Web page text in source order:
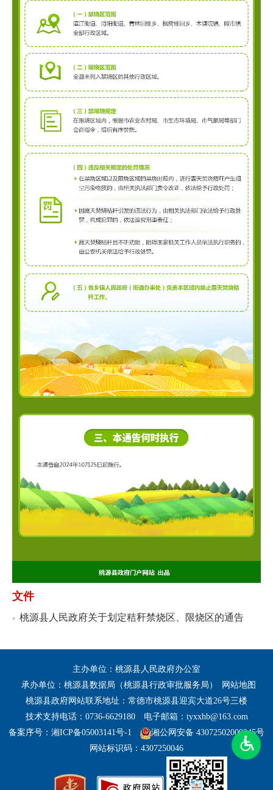
文件
桃源县人民政府关于划定秸秆禁烧区、限烧区的通告
主办单位：桃源县人民政府办公室
承办单位：桃源县数据局（桃源县行政审批服务局）
网站地图
桃源县政府网站联系地址：常德市桃源县迎宾大道26号三楼
技术支持电话：0736-6629180
电子邮箱：tyxxhb@163.com
备案序号：湘ICP备05003141号-1
湘公网安备 43072502000245号
网站标识码：4307250046